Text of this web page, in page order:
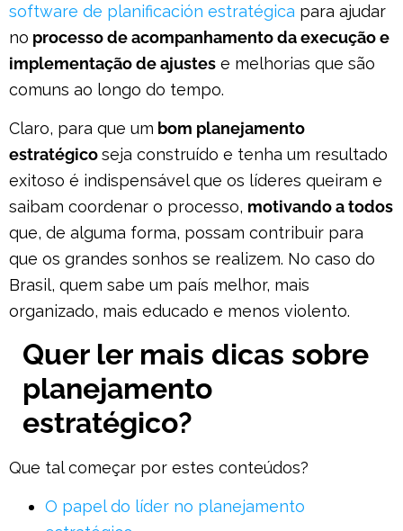
software de planificación estratégica para ajudar
no processo de acompanhamento da execução e
implementação de ajustes e melhorias que são
comuns ao longo do tempo.
Claro, para que um bom planejamento
estratégicoseja construído e tenha um resultado
exitoso é indispensável que os líderes queiram e
saibam coordenar o processo, motivando a todos
que, de alguma forma, possam contribuir para
que os grandes sonhos se realizem. No caso do
Brasil, quem sabe um país melhor, mais
organizado, mais educado e menos violento.
Quer ler mais dicas sobre
planejamento
estratégico?
Que tal começar por estes conteúdos?
O papel do líder no planejamento